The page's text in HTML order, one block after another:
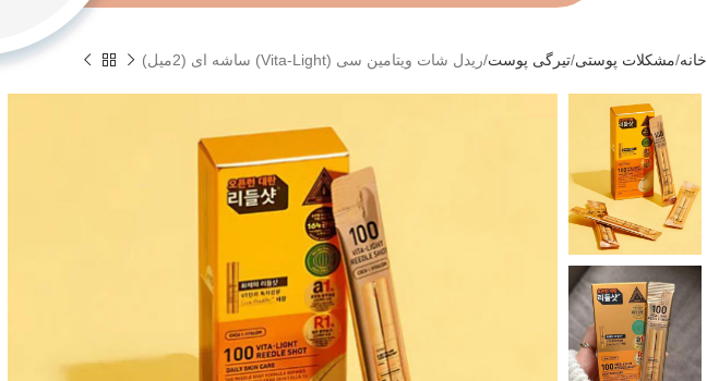
خانه مشکلات پوستی تیرگی پوست ریدل شات ویتامین سی (Vita-Light) ساشه ای (2میل)